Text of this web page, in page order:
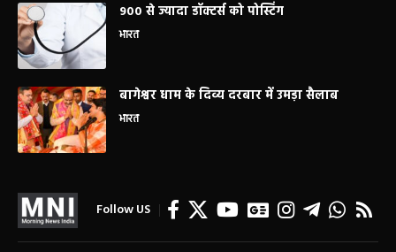
900 से ज्यादा डॉक्टर्स को पोस्टिंग
भारत
बागेश्वर धाम के दिव्य दरबार में उमड़ा सैलाब
भारत
Follow US